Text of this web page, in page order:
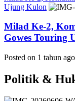
Ujung Kulon
Milad Ke-2,
Gowes Touring
Posted on 1 tahun ago
Politik &